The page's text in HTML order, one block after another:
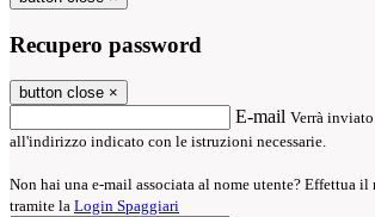
Recupero password
button close ×
E-mail Verrà
all'indirizzo indicato con le istruzioni necessarie.
Non hai una e-mail associata al nome utente? Effettua il
tramite la Login Spaggiari